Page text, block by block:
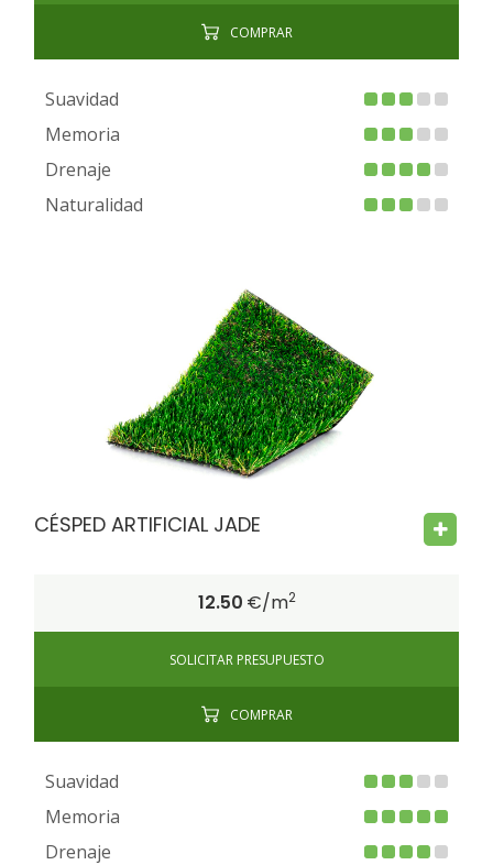
COMPRAR
Suavidad
Memoria
Drenaje
Naturalidad
FIRE PROOF CHILD SAFE BACTERIA FREE
CÉSPED ARTIFICIAL JADE
12.50 €/m2
SOLICITAR PRESUPUESTO
COMPRAR
Suavidad
Memoria
Drenaje